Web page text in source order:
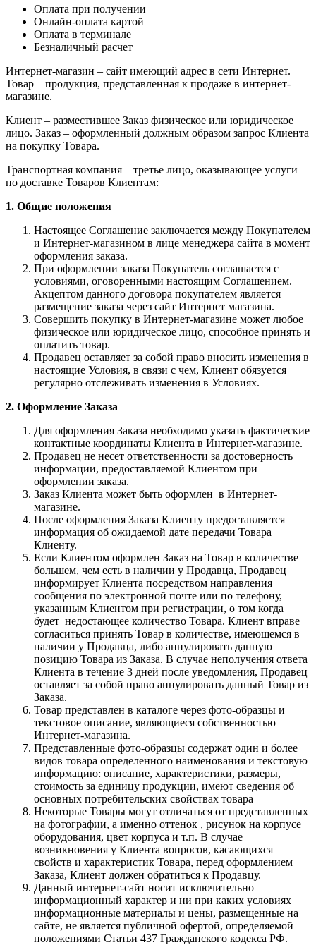
Оплата при получении
Онлайн-оплата картой
Оплата в терминале
Безналичный расчет
Интернет-магазин – сайт имеющий адрес в сети Интернет.
Товар – продукция, представленная к продаже в интернет-
магазине.
Клиент – разместившее Заказ физическое или юридическое
лицо. Заказ – оформленный должным образом запрос Клиента
на покупку Товара.
Транспортная компания – третье лицо, оказывающее услуги
по доставке Товаров Клиентам:
1. Общие положения
Настоящее Соглашение заключается между Покупателем
и Интернет-магазином в лице менеджера сайта в момент
оформления заказа.
При оформлении заказа Покупатель соглашается с
условиями, оговоренными настоящим Соглашением.
Акцептом данного договора покупателем является
размещение заказа через сайт Интернет магазина.
Совершить покупку в Интернет-магазине может любое
физическое или юридическое лицо, способное принять и
оплатить товар.
Продавец оставляет за собой право вносить изменения в
настоящие Условия, в связи с чем, Клиент обязуется
регулярно отслеживать изменения в Условиях.
2. Оформление Заказа
Для оформления Заказа необходимо указать фактические
контактные координаты Клиента в Интернет-магазине.
Продавец не несет ответственности за достоверность
информации, предоставляемой Клиентом при
оформлении заказа.
Заказ Клиента может быть оформлен в Интернет-
магазине.
После оформления Заказа Клиенту предоставляется
информация об ожидаемой дате передачи Товара
Клиенту.
Если Клиентом оформлен Заказ на Товар в количестве
большем, чем есть в наличии у Продавца, Продавец
информирует Клиента посредством направления
сообщения по электронной почте или по телефону,
указанным Клиентом при регистрации, о том когда
будет недостающее количество Товара. Клиент вправе
согласиться принять Товар в количестве, имеющемся в
наличии у Продавца, либо аннулировать данную
позицию Товара из Заказа. В случае неполучения ответа
Клиента в течение 3 дней после уведомления, Продавец
оставляет за собой право аннулировать данный Товар из
Заказа.
Товар представлен в каталоге через фото-образцы и
текстовое описание, являющиеся собственностью
Интернет-магазина.
Представленные фото-образцы содержат один и более
видов товара определенного наименования и текстовую
информацию: описание, характеристики, размеры,
стоимость за единицу продукции, имеют сведения об
основных потребительских свойствах товара
Некоторые Товары могут отличаться от представленных
на фотографии, а именно оттенок , рисунок на корпусе
оборудования, цвет корпуса и т.п. В случае
возникновения у Клиента вопросов, касающихся
свойств и характеристик Товара, перед оформлением
Заказа, Клиент должен обратиться к Продавцу.
Данный интернет-сайт носит исключительно
информационный характер и ни при каких условиях
информационные материалы и цены, размещенные на
сайте, не является публичной офертой, определяемой
положениями Статьи 437 Гражданского кодекса РФ.